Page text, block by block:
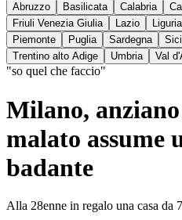
Abruzzo Basilicata Calabria
Friuli Venezia Giulia
Lazio Liguria
Piemonte
Puglia Sardegna
Trentino alto Adige
Umbria Val
"so quel che faccio"
Milano,
malato assume
badante
Alla 28enne in regalo una casa da